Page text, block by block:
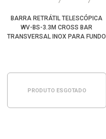
BARRA RETRÁTIL TELESCÓPICA
WV-BS-3.3M CROSS BAR
TRANSVERSAL INOX PARA FUNDO
PRODUTO ESGOTADO